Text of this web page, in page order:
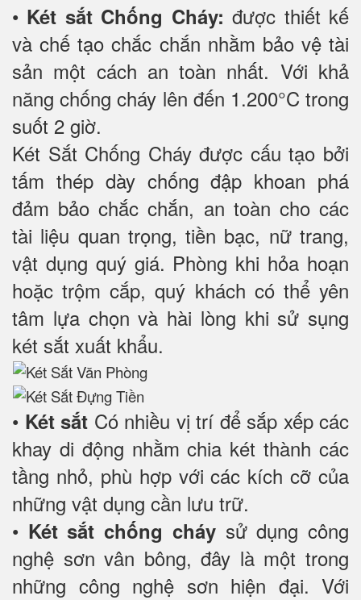
• Két sắt Chống Cháy: được thiết kế
và chế tạo chắc chắn nhằm bảo vệ tài
sản một cách an toàn nhất. Với khả
năng chống cháy lên đến 1.200°C trong
suốt 2 giờ.
Két Sắt Chống Cháy được cấu tạo bởi
tấm thép dày chống đập khoan phá
đảm bảo chắc chắn, an toàn cho các
tài liệu quan trọng, tiền bạc, nữ trang,
vật dụng quý giá. Phòng khi hỏa hoạn
hoặc trộm cắp, quý khách có thể yên
tâm lựa chọn và hài lòng khi sử sụng
két sắt xuất khẩu.
• Két sắt Có nhiều vị trí để sắp xếp các
khay di động nhằm chia két thành các
tầng nhỏ, phù hợp với các kích cỡ của
những vật dụng cần lưu trữ.
• Két sắt chống cháysử dụng công
nghệ sơn vân bông, đây là một trong
những công nghệ sơn hiện đại. Với